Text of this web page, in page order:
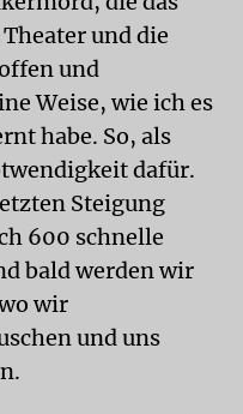
und die
und
Weise, wie ich es
habe. So, als
dafür.
Steigung
600 schnelle
bald werden wir
wir
und uns